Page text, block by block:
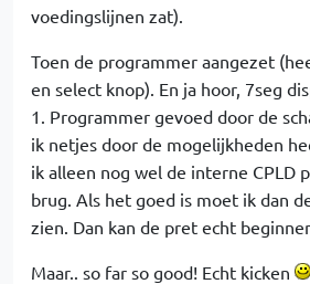
voedingslijnen zat).
Toen de programmer aangezet
en select knop). En ja hoor, 7seg
1. Programmer gevoed door de
ik netjes door de mogelijkheden
ik alleen nog wel de interne CPLD
brug. Als het goed is moet ik dan
zien. Dan kan de pret echt
Maar.. so far so good! Echt kicken